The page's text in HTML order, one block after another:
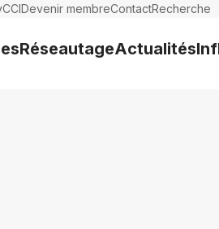
Devenir membreContactRecherche
RéseautageActualités